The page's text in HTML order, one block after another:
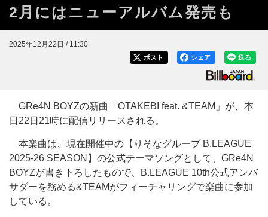
2月にはニューアルバム発売も
2025年12月22日 / 11:30
送る
シェア
ポスト
GRe4N BOYZの新曲「OTAKEBI feat. &TEAM」が、本
日22日21時に配信リリースされる。
本楽曲は、現在開催中の【りそなグループ B.LEAGUE
2025-26 SEASON】の公式テーマソングとして、GRe4N
BOYZが書き下ろしたもので、B.LEAGUE 10th公式アンバ
サダーを務める&TEAMがフィーチャリングで楽曲に参加
している。